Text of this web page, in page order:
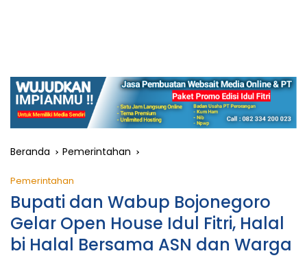
Beranda Pemerintahan
Pemerintahan
Bupati dan Wabup Bojonegoro
Gelar Open House Idul Fitri, Halal
bi Halal Bersama ASN dan Warga